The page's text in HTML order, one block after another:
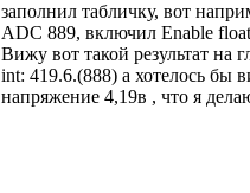
заполнил табличку, вот
ADC 889, включил Enable
Вижу вот такой результат на
int: 419.6.(888) а хотелось бы
напряжение 4,19в , что я